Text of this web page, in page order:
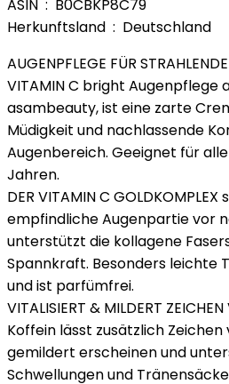
ASIN ‏ : ‎ B0CBKP8C79
Herkunftsland ‏ : ‎ Deutschland
AUGENPFLEGE FÜR
VITAMIN C bright Augenpflege
asambeauty, ist eine zarte
Müdigkeit und nachlassende
Augenbereich. Geeignet für
Jahren.
DER VITAMIN C
empfindliche Augenpartie vor
unterstützt die kollagene
Spannkraft. Besonders leichte
und ist parfümfrei.
VITALISIERT & MILDERT
Koffein lässt zusätzlich Zeichen
gemildert erscheinen und
Schwellungen und